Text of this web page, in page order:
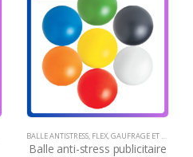
CADEAUX JOURNÉE DE LA FEMME CASABLANCA,
BALLE ANTISTRESS, FLEX,GAUFRAGE ET MARQUAGE À CHAUD
Balle anti-stress publicitaire